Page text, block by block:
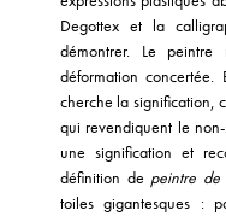
Degottex et la
démontrer. Le
déformation
cherche la signification,
qui revendiquent le
une signification et
définition de peintre
toiles gigantesques :